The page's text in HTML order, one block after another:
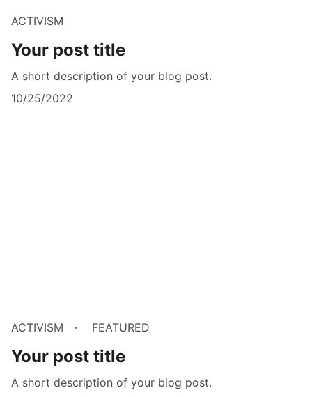
ACTIVISM
Your post title
A short description of your blog post.
10/25/2022
ACTIVISM FEATURED
Your post title
A short description of your blog post.